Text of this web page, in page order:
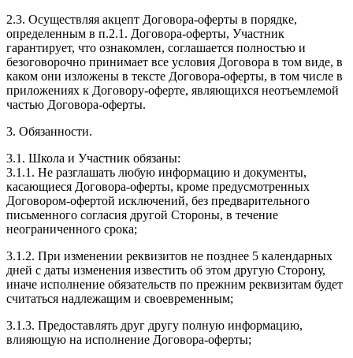
2.3. Осуществляя акцепт Договора-оферты в порядке,
определенным в п.2.1. Договора-оферты, Участник
гарантирует, что ознакомлен, соглашается полностью и
безоговорочно принимает все условия Договора в том виде, в
каком они изложены в тексте Договора-оферты, в том числе в
приложениях к Договору-оферте, являющихся неотъемлемой
частью Договора-оферты.
3. Обязанности.
3.1. Школа и Участник обязаны:
3.1.1. Не разглашать любую информацию и документы,
касающиеся Договора-оферты, кроме предусмотренных
Договором-офертой исключений, без предварительного
письменного согласия другой Стороны, в течение
неограниченного срока;
3.1.2. При изменении реквизитов не позднее 5 календарных
дней с даты изменения известить об этом другую Сторону,
иначе исполнение обязательств по прежним реквизитам будет
считаться надлежащим и своевременным;
3.1.3. Предоставлять друг другу полную информацию,
влияющую на исполнение Договора-оферты;